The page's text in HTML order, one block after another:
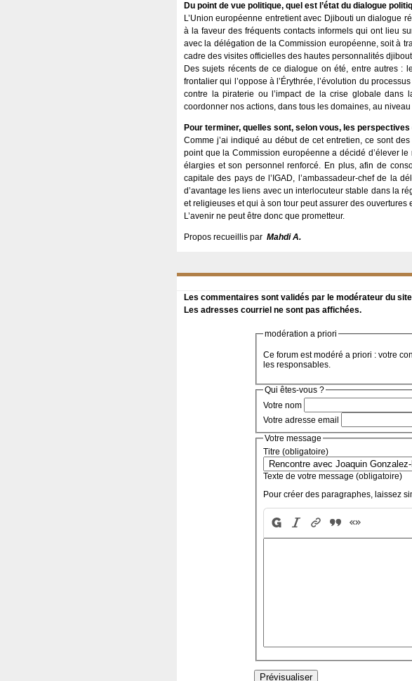
Du point de vue politique, quel est l’état du dialogue
L’Union européenne entretient avec Djibouti un dialogue
à la faveur des fréquents contacts informels qui ont lieu
avec la délégation de la Commission européenne, soit à
cadre des visites officielles des hautes personnalités
Des sujets récents de ce dialogue on été, entre autres :
frontalier qui l’oppose à l’Érythrée, l’évolution du
contre la piraterie ou l’impact de la crise globale dans
coordonner nos actions, dans tous les domaines, au
Pour terminer, quelles sont, selon vous, les
Comme j’ai indiqué au début de cet entretien, ce sont
point que la Commission européenne a décidé d’élever
élargies et son personnel renforcé. En plus, afin de
capitale des pays de l’IGAD, l’ambassadeur-chef de la
d’avantage les liens avec un interlocuteur stable dans la
et religieuses et qui à son tour peut assurer des
L’avenir ne peut être donc que prometteur.
Propos recueillis par Mahdi A.
Les commentaires sont validés par le modérateur du
Les adresses courriel ne sont pas affichées.
modération a priori
Ce forum est modéré a priori : votre
les responsables.
Qui êtes-vous ?
Votre nom
Votre adresse email
Votre message
Titre (obligatoire)
Texte de votre message (obligatoire)
Pour créer des paragraphes, laissez